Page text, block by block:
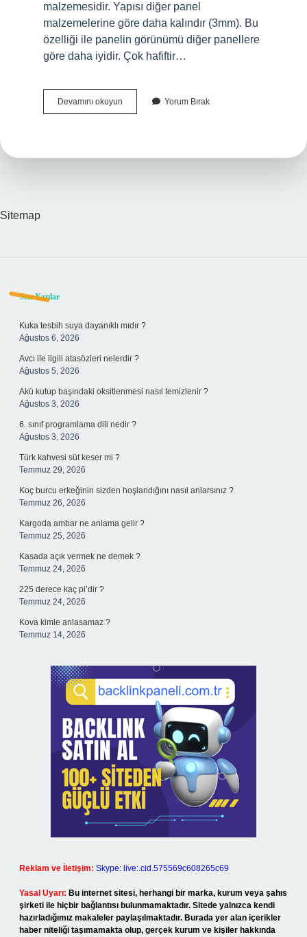
malzemesidir. Yapısı diğer panel
malzemelerine göre daha kalındır (3mm). Bu
özelliği ile panelin görünümü diğer panellere
göre daha iyidir. Çok hafiftir…
Devamını okuyun Bilgisayarda
Blok
Yorum Bırak
Sitemap
Sidebar
Son Yazılar
Kuka tesbih suya dayanıklı mıdır ?
Ağustos 6, 2026
Avcı ile ilgili atasözleri nelerdir ?
Ağustos 5, 2026
Akü kutup başındaki oksitlenmesi nasıl temizlenir ?
Ağustos 3, 2026
6. sınıf programlama dili nedir ?
Ağustos 3, 2026
Türk kahvesi süt keser mi ?
Temmuz 29, 2026
Koç burcu erkeğinin sizden hoşlandığını nasıl anlarsınız ?
Temmuz 26, 2026
Kargoda ambar ne anlama gelir ?
Temmuz 25, 2026
Kasada açık vermek ne demek ?
Temmuz 24, 2026
225 derece kaç pi’dir ?
Temmuz 24, 2026
Kova kimle anlasamaz ?
Temmuz 14, 2026
Reklam ve İletişim: Skype: live:.cid.575569c608265c69
Yasal Uyarı: Bu internet sitesi, herhangi bir marka, kurum veya şahıs
şirketi ile hiçbir bağlantısı bulunmamaktadır. Sitede yalnızca kendi
hazırladığımız makaleler paylaşılmaktadır. Burada yer alan içerikler
haber niteliği taşımamakta olup, gerçek kurum ve kişiler hakkında